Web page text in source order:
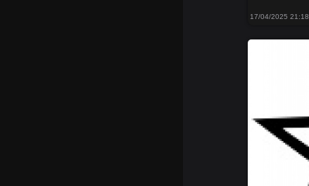
17/04/2025 21:18